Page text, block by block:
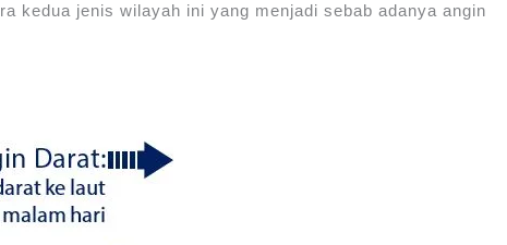
kedua jenis wilayah ini yang menjadi sebab adanya angin